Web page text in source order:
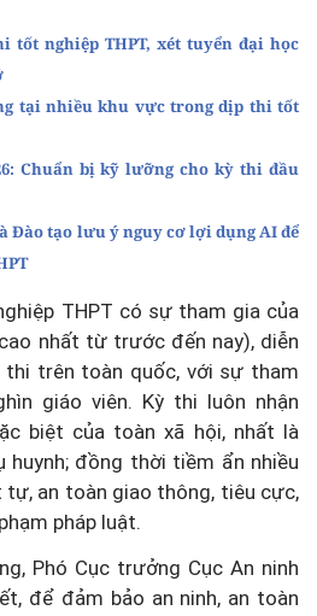
tốt nghiệp THPT, xét tuyển đại học
tại nhiều khu vực trong dịp thi tốt
Chuẩn bị kỹ lưỡng cho kỳ thi đầu
Đào tạo lưu ý nguy cơ lợi dụng AI để
THPT có sự tham gia của
nhất từ trước đến nay), diễn
trên toàn quốc, với sự tham
giáo viên. Kỳ thi luôn nhận
biệt của toàn xã hội, nhất là
huynh; đồng thời tiềm ẩn nhiều
tự, an toàn giao thông, tiêu cực,
pháp luật.
Phó Cục trưởng Cục An ninh
để đảm bảo an ninh, an toàn